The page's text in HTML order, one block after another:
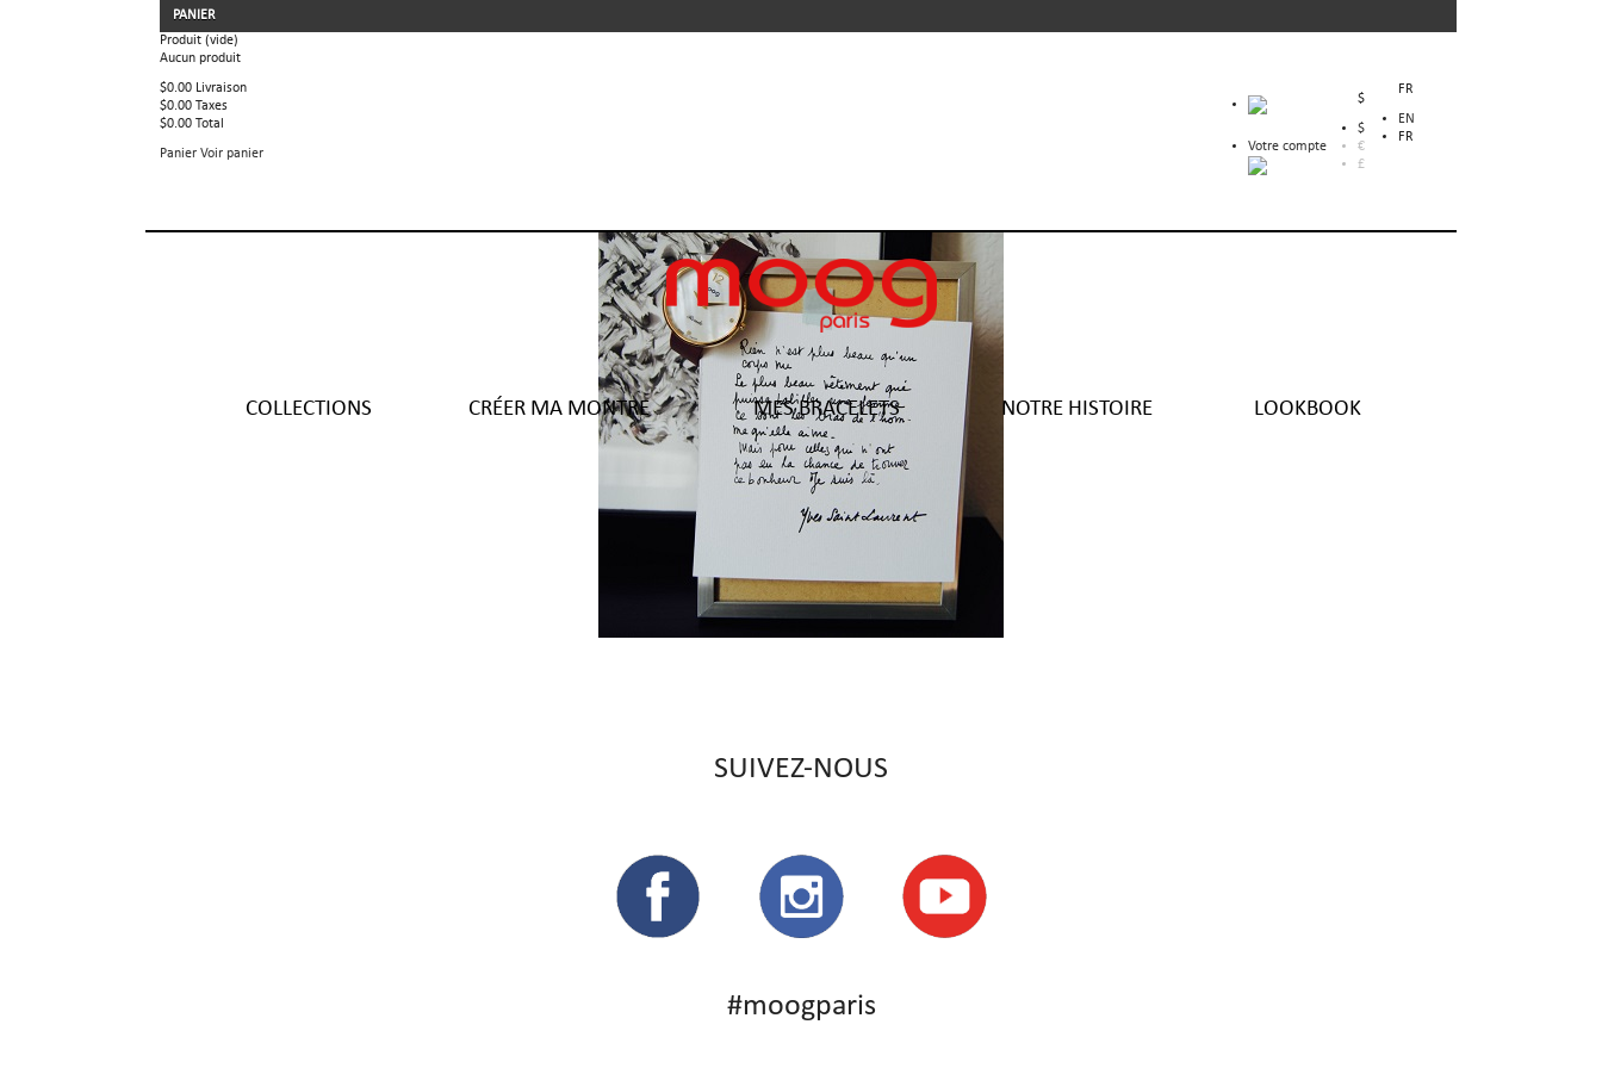
FR
EN
FR
$
$
€
£
Votre compte
PANIER
Produit (vide)
Aucun produit
$0.00 Livraison
$0.00 Taxes
$0.00 Total
Panier Voir panier
COLLECTIONS CRÉER MA MONTRE MES BRACELETS NOTRE HISTOIRE LOOKBOOK
SUIVEZ-NOUS
#moogparis